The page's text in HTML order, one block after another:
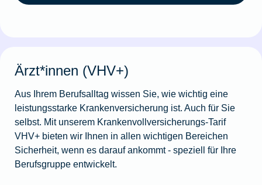
Ärzt*innen (VHV+)
Aus Ihrem Berufsalltag wissen Sie, wie wichtig eine
leistungsstarke Krankenversicherung ist. Auch für Sie
selbst. Mit unserem Krankenvollversicherungs-Tarif
VHV+ bieten wir Ihnen in allen wichti­gen Bereichen
Sicherheit, wenn es darauf ankommt - speziell für Ihre
Berufsgruppe entwickelt.